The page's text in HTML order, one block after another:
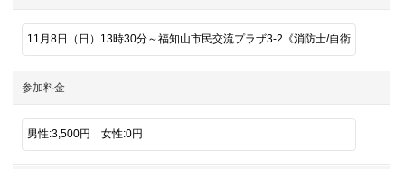
参加料金